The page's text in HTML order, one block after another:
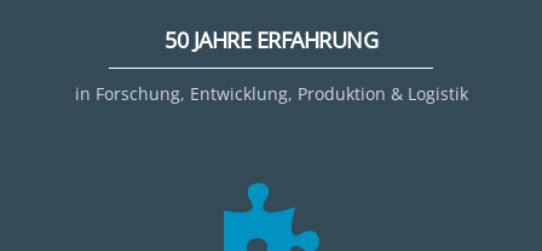
50 JAHRE ERFAHRUNG
in Forschung, Entwicklung, Produktion & Logistik